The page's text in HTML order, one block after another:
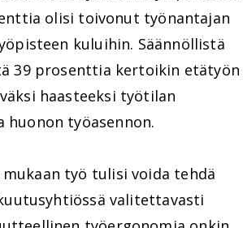
olisi toivonut työnantajan
kuluihin. Säännöllistä
39 prosenttia kertoikin etätyön
haasteeksi työtilan
huonon työasennon.
mukaan työ tulisi voida tehdä
valitettavasti